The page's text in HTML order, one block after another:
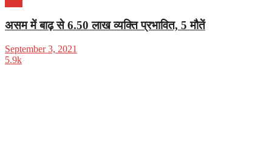
असम में बाढ़ से 6.50 लाख व्यक्ति प्रभावित, 5 मौतें
September 3, 2021
5.9k